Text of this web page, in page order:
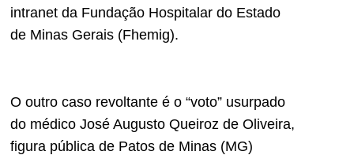
intranet da Fundação Hospitalar do Estado
de Minas Gerais (Fhemig).
O outro caso revoltante é o “voto” usurpado
do médico José Augusto Queiroz de Oliveira,
figura pública de Patos de Minas (MG)